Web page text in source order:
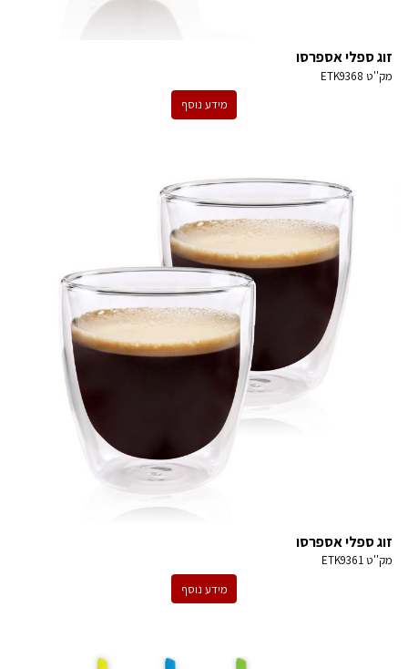
זוג ספלי אספרסו
מק''ט ETK9368
מידע נוסף
זוג ספלי אספרסו
מק''טETK9361
מידע נוסף